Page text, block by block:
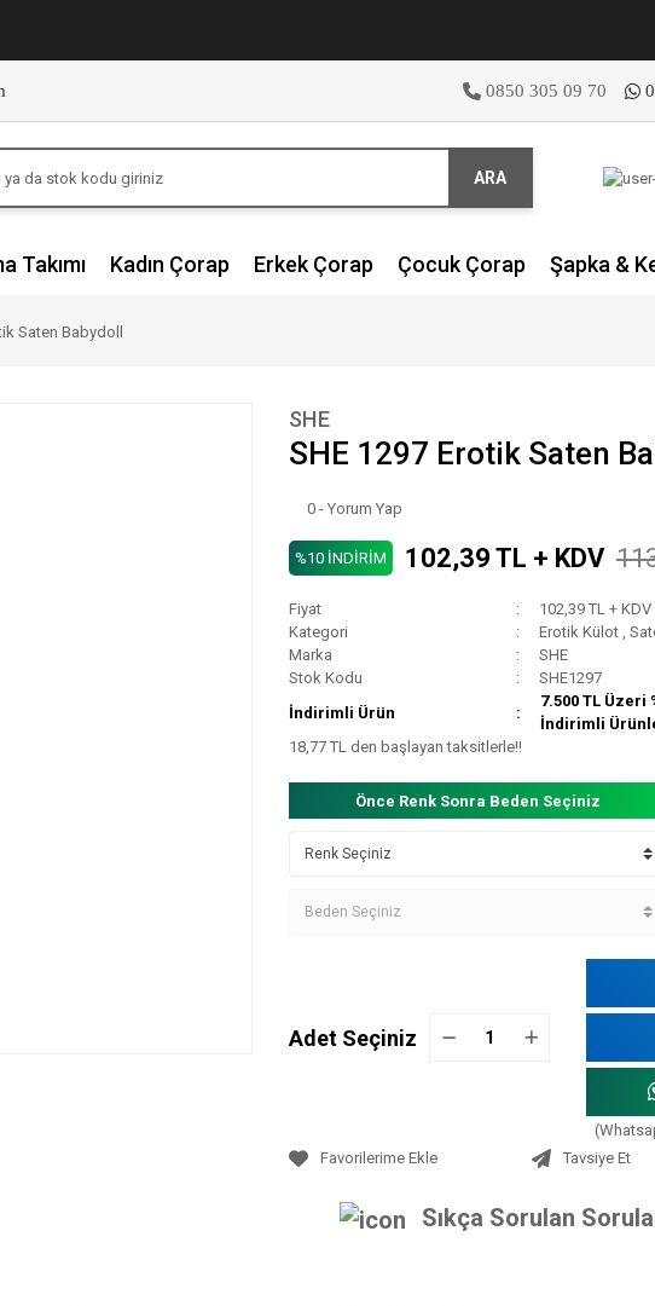
0850 305 09 70
ARA
Takımı Kadın Çorap Erkek Çorap Çocuk Çorap Şapka &
Saten Babydoll
SHE
SHE 1297 Erotik Saten
0 - Yorum Yap
%10 İNDİRİM 102,39 TL + KDV
Fiyat
102,39 TL + KDV
Kategori
Erotik Külot ,
Marka
SHE
Stok Kodu
SHE1297
İndirimli Ürün
7.500 TL
İndirimli
18,77 TL den başlayan taksitlerle!!
Önce Renk Sonra Beden Seçiniz
Adet Seçiniz
Tavsiye Et
Sıkça Sorulan